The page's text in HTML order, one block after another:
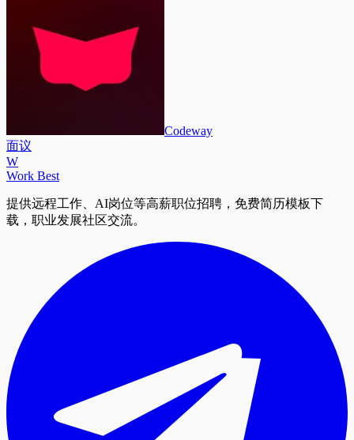
Codeway
面议
W
Work Best
提供远程工作、AI岗位等高薪职位招聘，免费简历模板下
载，职业发展社区交流。